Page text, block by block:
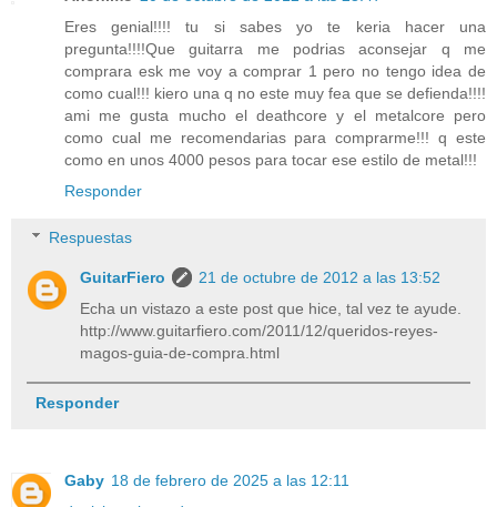
Eres genial!!!! tu si sabes yo te keria hacer una
pregunta!!!!Que guitarra me podrias aconsejar q me
comprara esk me voy a comprar 1 pero no tengo idea de
como cual!!! kiero una q no este muy fea que se defienda!!!!
ami me gusta mucho el deathcore y el metalcore pero
como cual me recomendarias para comprarme!!! q este
como en unos 4000 pesos para tocar ese estilo de metal!!!
Responder
Respuestas
GuitarFiero
21 de octubre de 2012 a las 13:52
Echa un vistazo a este post que hice, tal vez te ayude.
http://www.guitarfiero.com/2011/12/queridos-reyes-
magos-guia-de-compra.html
Responder
Gaby 18 de febrero de 2025 a las 12:11